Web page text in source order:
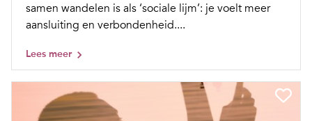
samen wandelen is als ‘sociale lijm’: je voelt meer
aansluiting en verbondenheid....
Lees meer